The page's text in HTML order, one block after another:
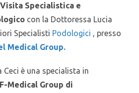
Specialistica e
con la Dottoressa Lucia
Specialisti Podologici , presso
Medical Group.
è una specialista in
F-Medical Group di